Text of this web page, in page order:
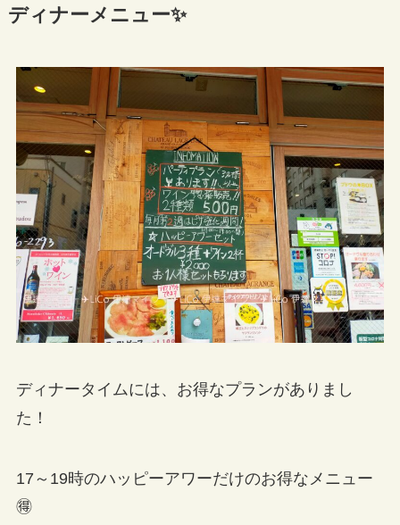
ディナーメニュー✨
ディナータイムには、お得なプランがありまし
た！
17～19時のハッピーアワーだけのお得なメニュー
🉐